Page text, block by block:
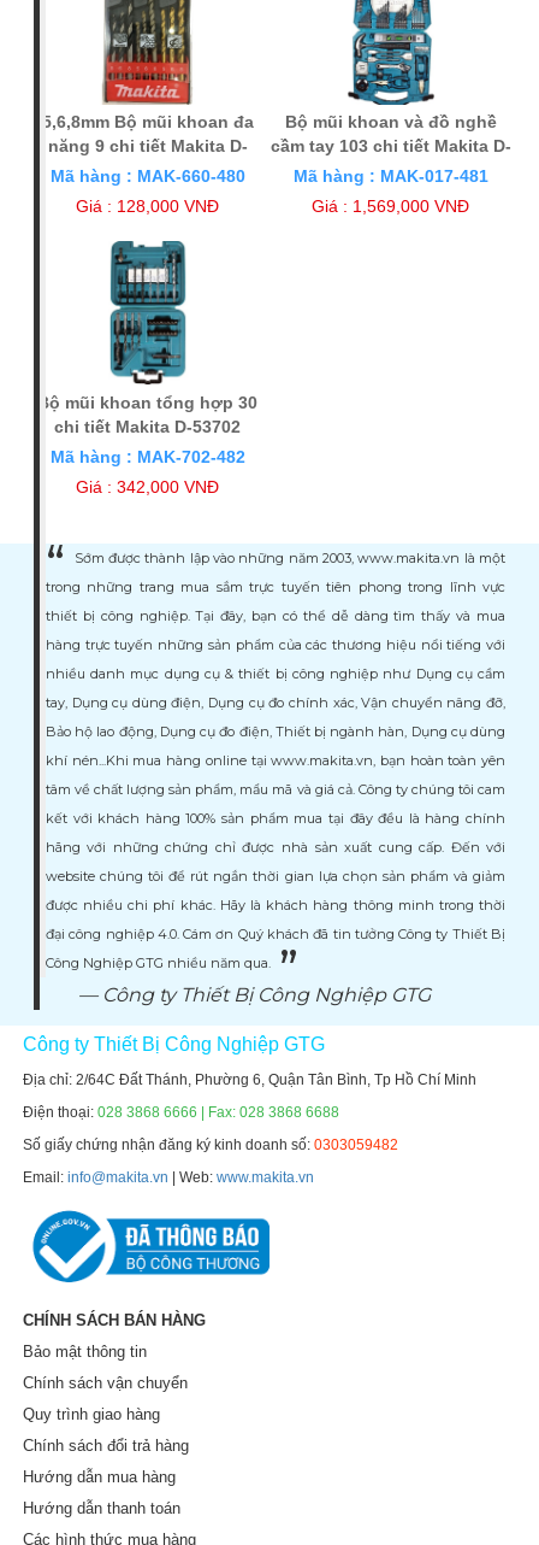
5,6,8mm Bộ mũi khoan đa
năng 9 chi tiết Makita D-
08660
Mã hàng : MAK-660-480
Giá : 128,000 VNĐ
Bộ mũi khoan và đồ nghề
cầm tay 103 chi tiết Makita D-
53017
Mã hàng : MAK-017-481
Giá : 1,569,000 VNĐ
Bộ mũi khoan tổng hợp 30
chi tiết Makita D-53702
Mã hàng : MAK-702-482
Giá : 342,000 VNĐ
Sớm được thành lập vào những năm 2003, www.makita.vn là một
trong những trang mua sắm trực tuyến tiên phong trong lĩnh vực
thiết bị công nghiệp. Tại đây, bạn có thể dễ dàng tìm thấy và mua
hàng trực tuyến những sản phẩm của các thương hiệu nổi tiếng với
nhiều danh mục dụng cụ & thiết bị công nghiệp như Dụng cụ cầm
tay, Dụng cụ dùng điện, Dụng cụ đo chính xác, Vận chuyển nâng đỡ,
Bảo hộ lao động, Dụng cụ đo điện, Thiết bị ngành hàn, Dụng cụ dùng
khí nén...Khi mua hàng online tại www.makita.vn, bạn hoàn toàn yên
tâm về chất lượng sản phẩm, mẩu mã và giá cả. Công ty chúng tôi cam
kết với khách hàng 100% sản phẩm mua tại đây đều là hàng chính
hãng với những chứng chỉ được nhà sản xuất cung cấp. Đến với
website chúng tôi để rút ngắn thời gian lựa chọn sản phẩm và giảm
được nhiều chi phí khác. Hãy là khách hàng thông minh trong thời
đại công nghiệp 4.0. Cám ơn Quý khách đã tin tưởng Công ty Thiết Bị
Công Nghiệp GTG nhiều năm qua.
Công ty Thiết Bị Công Nghiệp GTG
Công ty Thiết Bị Công Nghiệp GTG
Địa chỉ: 2/64C Đất Thánh, Phường 6, Quận Tân Bình, Tp Hồ Chí Minh
Điện thoại:028 3868 6666 | Fax: 028 3868 6688
Số giấy chứng nhận đăng ký kinh doanh số:0303059482
Email:info@makita.vn | Web:www.makita.vn
CHÍNH SÁCH BÁN HÀNG
Bảo mật thông tin
Chính sách vận chuyển
Quy trình giao hàng
Chính sách đổi trả hàng
Hướng dẫn mua hàng
Hướng dẫn thanh toán
Các hình thức mua hàng